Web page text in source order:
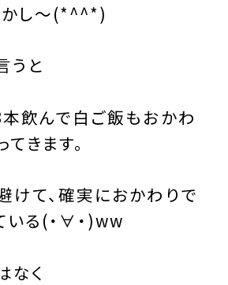
かし〜(*^^*)
うと
飲んで白ご飯もおかわ
てきます。
けて、確実におかわりで
いる(・∀・)ww
なく